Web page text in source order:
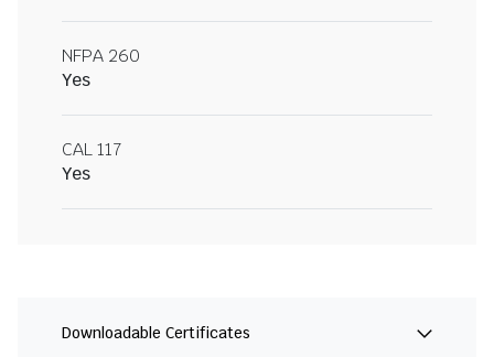
NFPA 260
Yes
CAL 117
Yes
Downloadable Certificates